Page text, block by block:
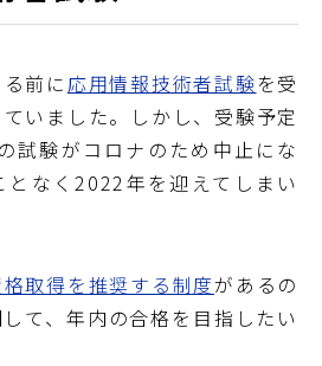
前に 応用情報技術者試験を受
いました。しかし、受験予定
試験がコロナのため中止にな
となく2022年を迎えてしまい
格取得を推奨する制度があるの
て、年内の合格を目指したい